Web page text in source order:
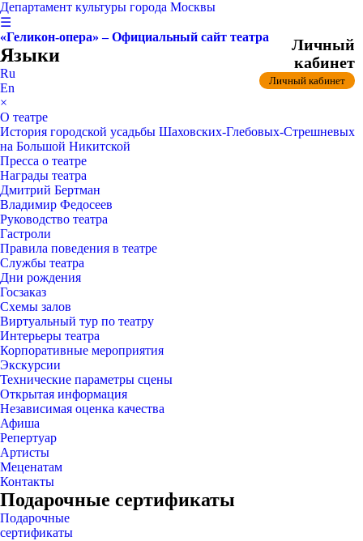
Департамент культуры города Москвы
☰
«Геликон-опера» – Официальный сайт театра
Языки
Ru
En
×
О театре
История городской усадьбы Шаховских-Глебовых-Стрешневых
на Большой Никитской
Пресса о театре
Награды театра
Дмитрий Бертман
Владимир Федосеев
Руководство театра
Гастроли
Правила поведения в театре
Службы театра
Дни рождения
Госзаказ
Схемы залов
Виртуальный тур по театру
Интерьеры театра
Корпоративные мероприятия
Экскурсии
Технические параметры сцены
Открытая информация
Независимая оценка качества
Афиша
Репертуар
Артисты
Меценатам
Контакты
Подарочные сертификаты
Подарочные
сертификаты
Личный
кабинет
Личный кабинет